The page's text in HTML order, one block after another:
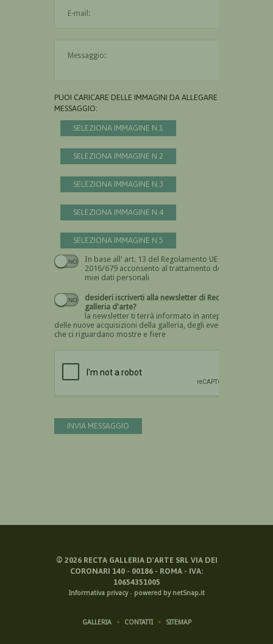
PUOI CARICARE DELLE IMMAGINI DA ALLEGARE AL
MESSAGGIO:
SELEZIONA IMMAGINE N.1
SELEZIONA IMMAGINE N.2
SELEZIONA IMMAGINE N.3
SELEZIONA IMMAGINE N.4
SELEZIONA IMMAGINE N.5
In base all' art. 13 del Regolamento UE n.
2016/679 acconsento al trattamento dei
miei dati personali
Devi dare il consenso
desideri iscriverti alla newsletter di Recta
galleria d'arte?
la newsletter ti terrà informato in anteprima
delle nuove acquisizioni della galleria, degli eventi
che ci riguardano mostre e fiere
INVIA MESSAGGIO
© 2026RECTA GALLERIA D'ARTE SRL VIA DEI
CORONARI 140 - 00186 - ROMA - IVA:
10654351005
Informativa privacy- powered by netSnap.it
GALLERIA CONTATTI SITEMAP